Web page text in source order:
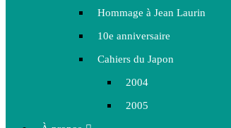
Hommage à Jean Laurin
10e anniversaire
Cahiers du Japon
2004
2005